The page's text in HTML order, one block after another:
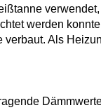
werden
Als